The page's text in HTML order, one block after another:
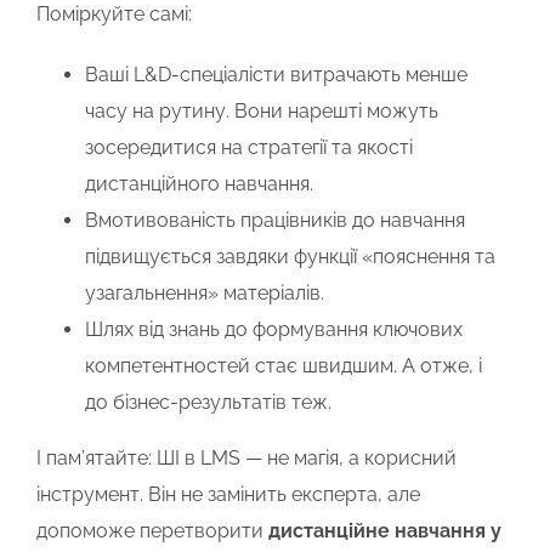
Поміркуйте самі:
Ваші L&D-спеціалісти витрачають менше
часу на рутину. Вони нарешті можуть
зосередитися на стратегії та якості
дистанційного навчання.
Вмотивованість працівників до навчання
підвищується завдяки функції «пояснення та
узагальнення» матеріалів.
Шлях від знань до формування ключових
компетентностей стає швидшим. А отже, і
до бізнес-результатів теж.
І пам’ятайте: ШІ в LMS — не магія, а корисний
інструмент. Він не замінить експерта, але
допоможе перетворити дистанційне навчання у